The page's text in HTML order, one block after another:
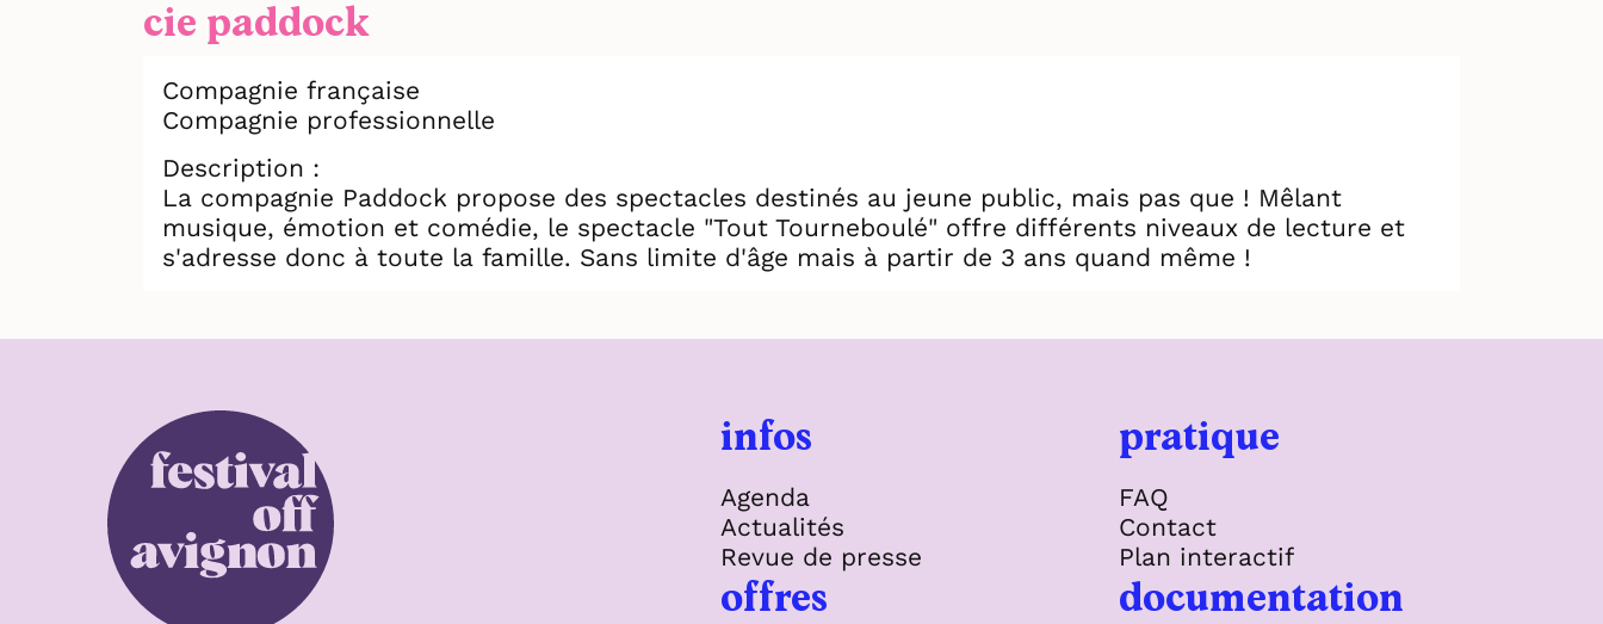
cie paddock
Compagnie française
Compagnie professionnelle
Description :
La compagnie Paddock propose des spectacles destinés au jeune public, mais pas que ! Mêlant
musique, émotion et comédie, le spectacle "Tout Tourneboulé" offre différents niveaux de lecture et
s'adresse donc à toute la famille. Sans limite d'âge mais à partir de 3 ans quand même !
infos
Agenda
Actualités
Revue de presse
pratique
FAQ
Contact
Plan interactif
offres documentation